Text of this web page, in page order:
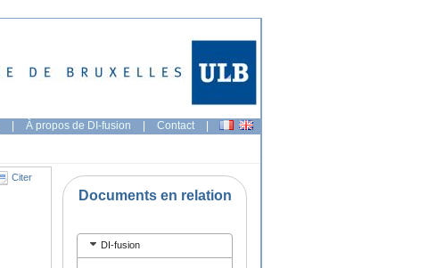
| À propos de DI-fusion | Contact |
Citer
Documents en relation
DI-fusion